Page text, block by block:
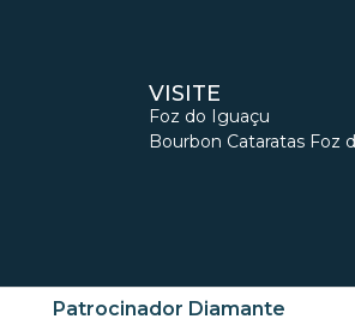
VISITE
Foz do Iguaçu
Bourbon Cataratas Foz
Patrocinador Diamante